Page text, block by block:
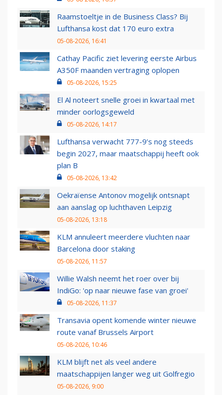
Raamstoeltje in de Business Class? Bij
Lufthansa kost dat 170 euro extra
05-08-2026, 16:41
Cathay Pacific ziet levering eerste Airbus
A350F maanden vertraging oplopen
05-08-2026, 15:25
El Al noteert snelle groei in kwartaal met
minder oorlogsgeweld
05-08-2026, 14:17
Lufthansa verwacht 777-9’s nog steeds
begin 2027, maar maatschappij heeft ook
plan B
05-08-2026, 13:42
Oekraïense Antonov mogelijk ontsnapt
aan aanslag op luchthaven Leipzig
05-08-2026, 13:18
KLM annuleert meerdere vluchten naar
Barcelona door staking
05-08-2026, 11:57
Willie Walsh neemt het roer over bij
IndiGo: 'op naar nieuwe fase van groei'
05-08-2026, 11:37
Transavia opent komende winter nieuwe
route vanaf Brussels Airport
05-08-2026, 10:46
KLM blijft net als veel andere
maatschappijen langer weg uit Golfregio
05-08-2026, 9:00